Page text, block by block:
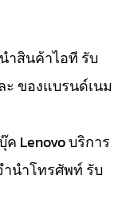
ำสินค้าไอที รับ
ของแบรนด์เนม
Lenovo บริการ
นำโทรศัพท์ รับ